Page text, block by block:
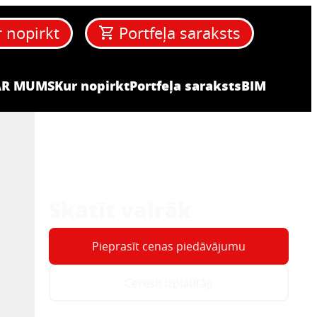
MUMSKur nopirktPortfeļa sarakstsBIM
nopirkt Portfeļa saraksts
Pieprasīt cenas piedāvājumu